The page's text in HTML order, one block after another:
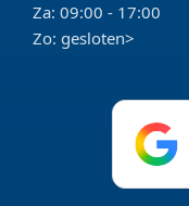
Za: 09:00 - 17:00
Zo: gesloten>